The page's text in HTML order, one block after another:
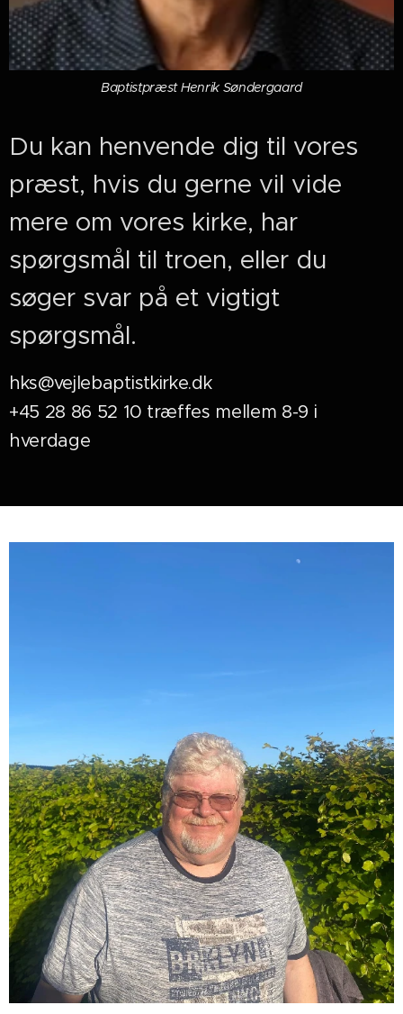
Baptistpræst Henrik Søndergaard
Du kan henvende dig til vores
præst, hvis du gerne vil vide
mere om vores kirke, har
spørgsmål til troen, eller du
søger svar på et vigtigt
spørgsmål.
hks@vejlebaptistkirke.dk
+45 28 86 52 10 træffes mellem 8-9 i
hverdage